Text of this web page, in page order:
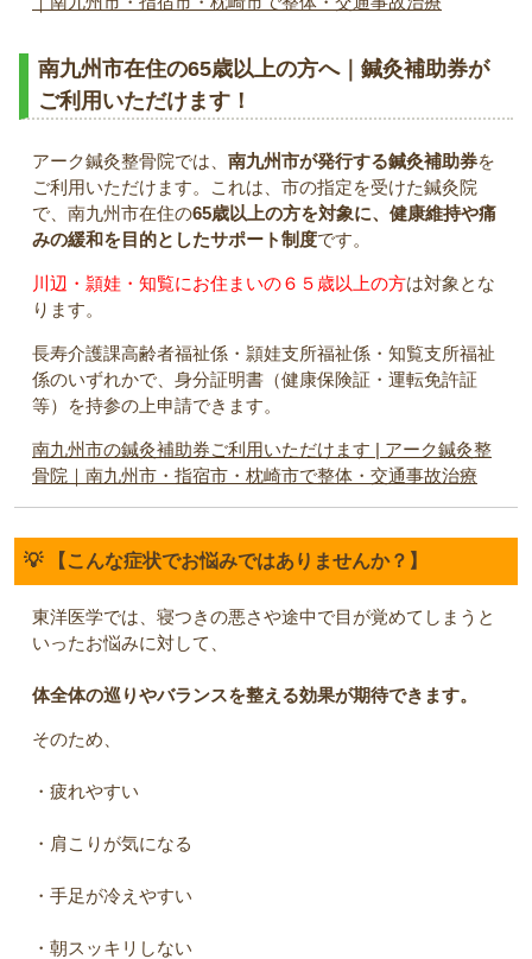
南九州市在住の65歳以上の方へ｜鍼灸補助券が
ご利用いただけます！
アーク鍼灸整骨院では、 南九州市が発行する鍼灸補助券を
ご利用いただけます。これは、市の指定を受けた鍼灸院
で、南九州市在住の65歳以上の方を対象に、健康維持や痛
みの緩和を目的としたサポート制度です。
川辺・頴娃・知覧にお住まいの６５歳以上の方は対象とな
ります。
長寿介護課高齢者福祉係・頴娃支所福祉係・知覧支所福祉
係のいずれかで、身分証明書（健康保険証・運転免許証
等）を持参の上申請できます。
南九州市の鍼灸補助券ご利用いただけます | アーク鍼灸整
骨院｜南九州市・指宿市・枕崎市で整体・交通事故治療
💡 【こんな症状でお悩みではありませんか？】
東洋医学では、寝つきの悪さや途中で目が覚めてしまうと
いったお悩みに対して、
体全体の巡りやバランスを整える効果が期待できます。
そのため、
・疲れやすい
・肩こりが気になる
・手足が冷えやすい
・朝スッキリしない